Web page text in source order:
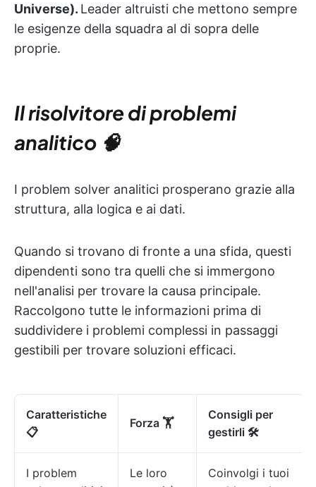
Universe). Leader altruisti che mettono sempre
le esigenze della squadra al di sopra delle
proprie.
Il risolvitore di problemi
analitico 🧠
I problem solver analitici prosperano grazie alla
struttura, alla logica e ai dati.
Quando si trovano di fronte a una sfida, questi
dipendenti sono tra quelli che si immergono
nell'analisi per trovare la causa principale.
Raccolgono tutte le informazioni prima di
suddividere i problemi complessi in passaggi
gestibili per trovare soluzioni efficaci.
Caratteristiche
📋
Forza 🏋
Consigli per
gestirli 🛠️
I problem
Le loro
Coinvolgi i tuoi